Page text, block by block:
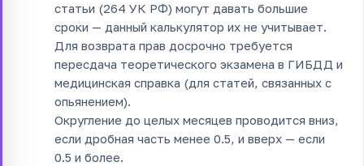
статьи (264 УК РФ) могут давать большие
сроки — данный калькулятор их не учитывает.
Для возврата прав досрочно требуется
пересдача теоретического экзамена в ГИБДД и
медицинская справка (для статей, связанных с
опьянением).
Округление до целых месяцев проводится вниз,
если дробная часть менее 0.5, и вверх — если
0.5 и более.